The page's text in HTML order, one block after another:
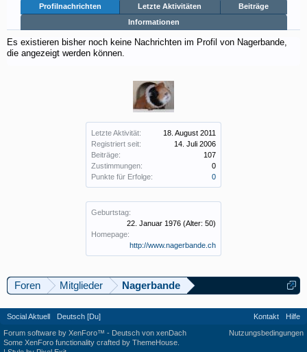
Letzte Aktivität:
18. August 2011
Registriert seit:
14. Juli 2006
Beiträge:
107
Zustimmungen:
0
Punkte für Erfolge:
0
Geburtstag:
22. Januar 1976 (Alter: 50)
Homepage:
http://www.nagerbande.ch
Profilnachrichten Letzte Aktivitäten
Beiträge
Informationen
Es existieren bisher noch keine Nachrichten im Profil von Nagerbande,
die angezeigt werden können.
Foren Mitglieder Nagerbande
Social Aktuell Deutsch [Du] Kontakt
Hilfe
Nutzungsbedingungen
Forum software by XenForo™ - Deutsch von xenDach
Some XenForo functionality crafted by ThemeHouse